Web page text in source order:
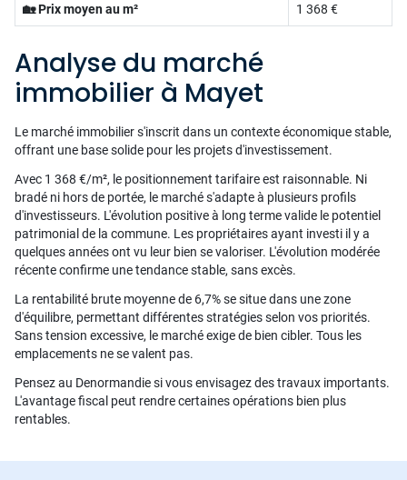
🏡 Prix moyen au m² 1 368 €
Analyse du marché
immobilier à Mayet
Le marché immobilier s'inscrit dans un contexte économique stable,
offrant une base solide pour les projets d'investissement.
Avec 1 368 €/m², le positionnement tarifaire est raisonnable. Ni
bradé ni hors de portée, le marché s'adapte à plusieurs profils
d'investisseurs. L'évolution positive à long terme valide le potentiel
patrimonial de la commune. Les propriétaires ayant investi il y a
quelques années ont vu leur bien se valoriser. L'évolution modérée
récente confirme une tendance stable, sans excès.
La rentabilité brute moyenne de 6,7% se situe dans une zone
d'équilibre, permettant différentes stratégies selon vos priorités.
Sans tension excessive, le marché exige de bien cibler. Tous les
emplacements ne se valent pas.
Pensez au Denormandie si vous envisagez des travaux importants.
L'avantage fiscal peut rendre certaines opérations bien plus
rentables.